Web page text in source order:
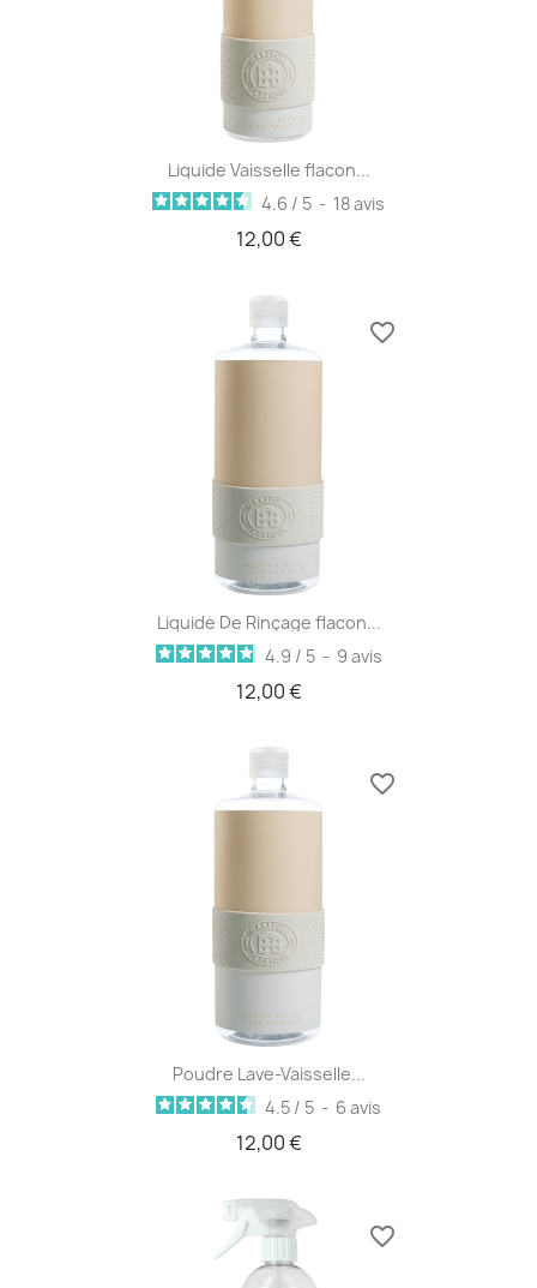
Liquide Vaisselle flacon...
4.6 / 5 - 18avis
12,00 €
Liquide De Rinçage flacon...
4.9 / 5 - 9 avis
12,00 €
favorite_border
Poudre Lave-Vaisselle...
4.5 / 5 - 6 avis
12,00 €
favorite_border
favorite_border